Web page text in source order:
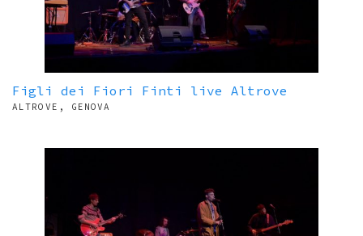
Figli dei Fiori Finti live Altrove
ALTROVE, GENOVA